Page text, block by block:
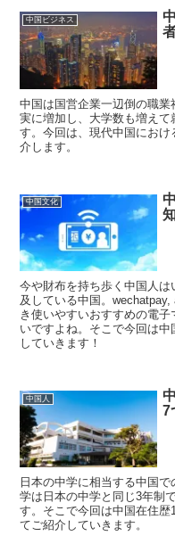
中国ビジネス
中国は国営企業一辺倒の職
実に増加し、大学数も増え
す。今回は、現代中国にお
介します。
中国文化
今や財布を持ち歩く中国人
及している中国。
き使いやすいおすすめの電
いですよね。そこで今回は
していきます！
中国人
7
日本の中学に相当する中国
学は日本の中学と同じ3年制
す。そこで今回は中国在住
てご紹介していきます。